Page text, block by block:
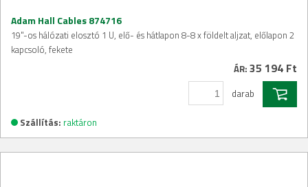
Adam Hall Cables 874716
19"-os hálózati elosztó 1 U, elő- és hátlapon 8-8 x földelt aljzat, előlapon 2
kapcsoló, fekete
ÁR: 35 194 Ft
darab
Szállítás: raktáron